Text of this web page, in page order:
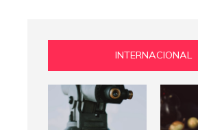
INTERNACIONAL